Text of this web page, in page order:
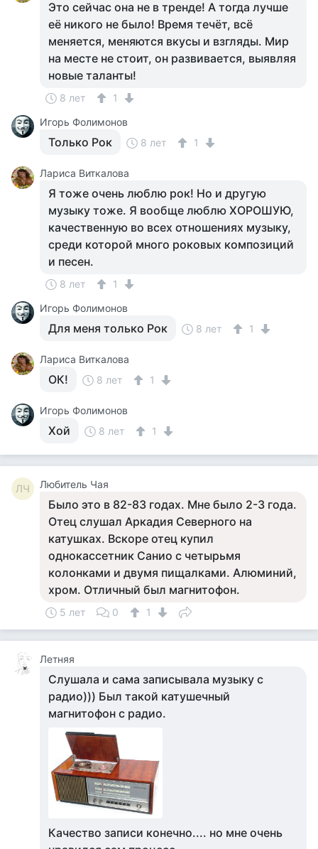
Это сейчас она не в тренде! А тогда лучше
её никого не было! Время течёт, всё
меняется, меняются вкусы и взгляды. Мир
на месте не стоит, он развивается, выявляя
новые таланты!
8 лет
1
Игорь Фолимонов
Только Рок 8 лет 1
Лариса Виткалова
Я тоже очень люблю рок! Но и другую
музыку тоже. Я вообще люблю ХОРОШУЮ,
качественную во всех отношениях музыку,
среди которой много роковых композиций
и песен.
8 лет
1
Игорь Фолимонов
Для меня только Рок 8 лет 1
Лариса Виткалова
ОК! 8 лет 1
Игорь Фолимонов
Хой 8 лет 1
ЛЧ Любитель Чая
Было это в 82-83 годах. Мне было 2-3 года.
Отец слушал Аркадия Северного на
катушках. Вскоре отец купил
однокассетник Санио с четырьмя
колонками и двумя пищалками. Алюминий,
хром. Отличный был магнитофон.
5 лет 0 1
Летняя
Слушала и сама записывала музыку с
радио))) Был такой катушечный
магнитофон с радио.
Качество записи конечно.... но мне очень